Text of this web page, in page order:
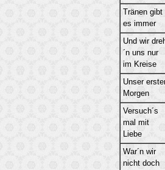
Tränen gibt
es immer
Und wir
´n uns nur
im Kreise
Unser
Morgen
Versuch´s
mal mit
Liebe
War´n wir
nicht doch